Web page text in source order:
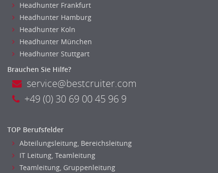
Headhunter Frankfurt
Headhunter Hamburg
Headhunter Koln
Headhunter München
Headhunter Stuttgart
Brauchen Sie Hilfe?
service@bestcruiter.com
+49 (0) 30 69 00 45 96 9
TOP Berufsfelder
Abteilungsleitung, Bereichsleitung
IT Leitung, Teamleitung
Teamleitung, Gruppenleitung